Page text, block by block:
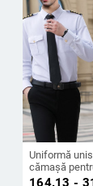
Uniformă
cămașă
zbor și piloți,
164.13 -